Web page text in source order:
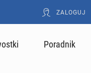
ZALOGUJ
Poradnik